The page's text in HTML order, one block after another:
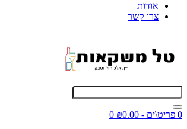
אודות
צרו קשר
0 פריט\ים - ₪0.00
0